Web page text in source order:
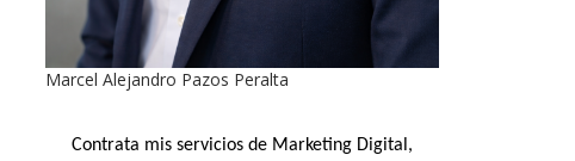
Marcel Alejandro Pazos Peralta
Contrata mis servicios de Marketing Digital,